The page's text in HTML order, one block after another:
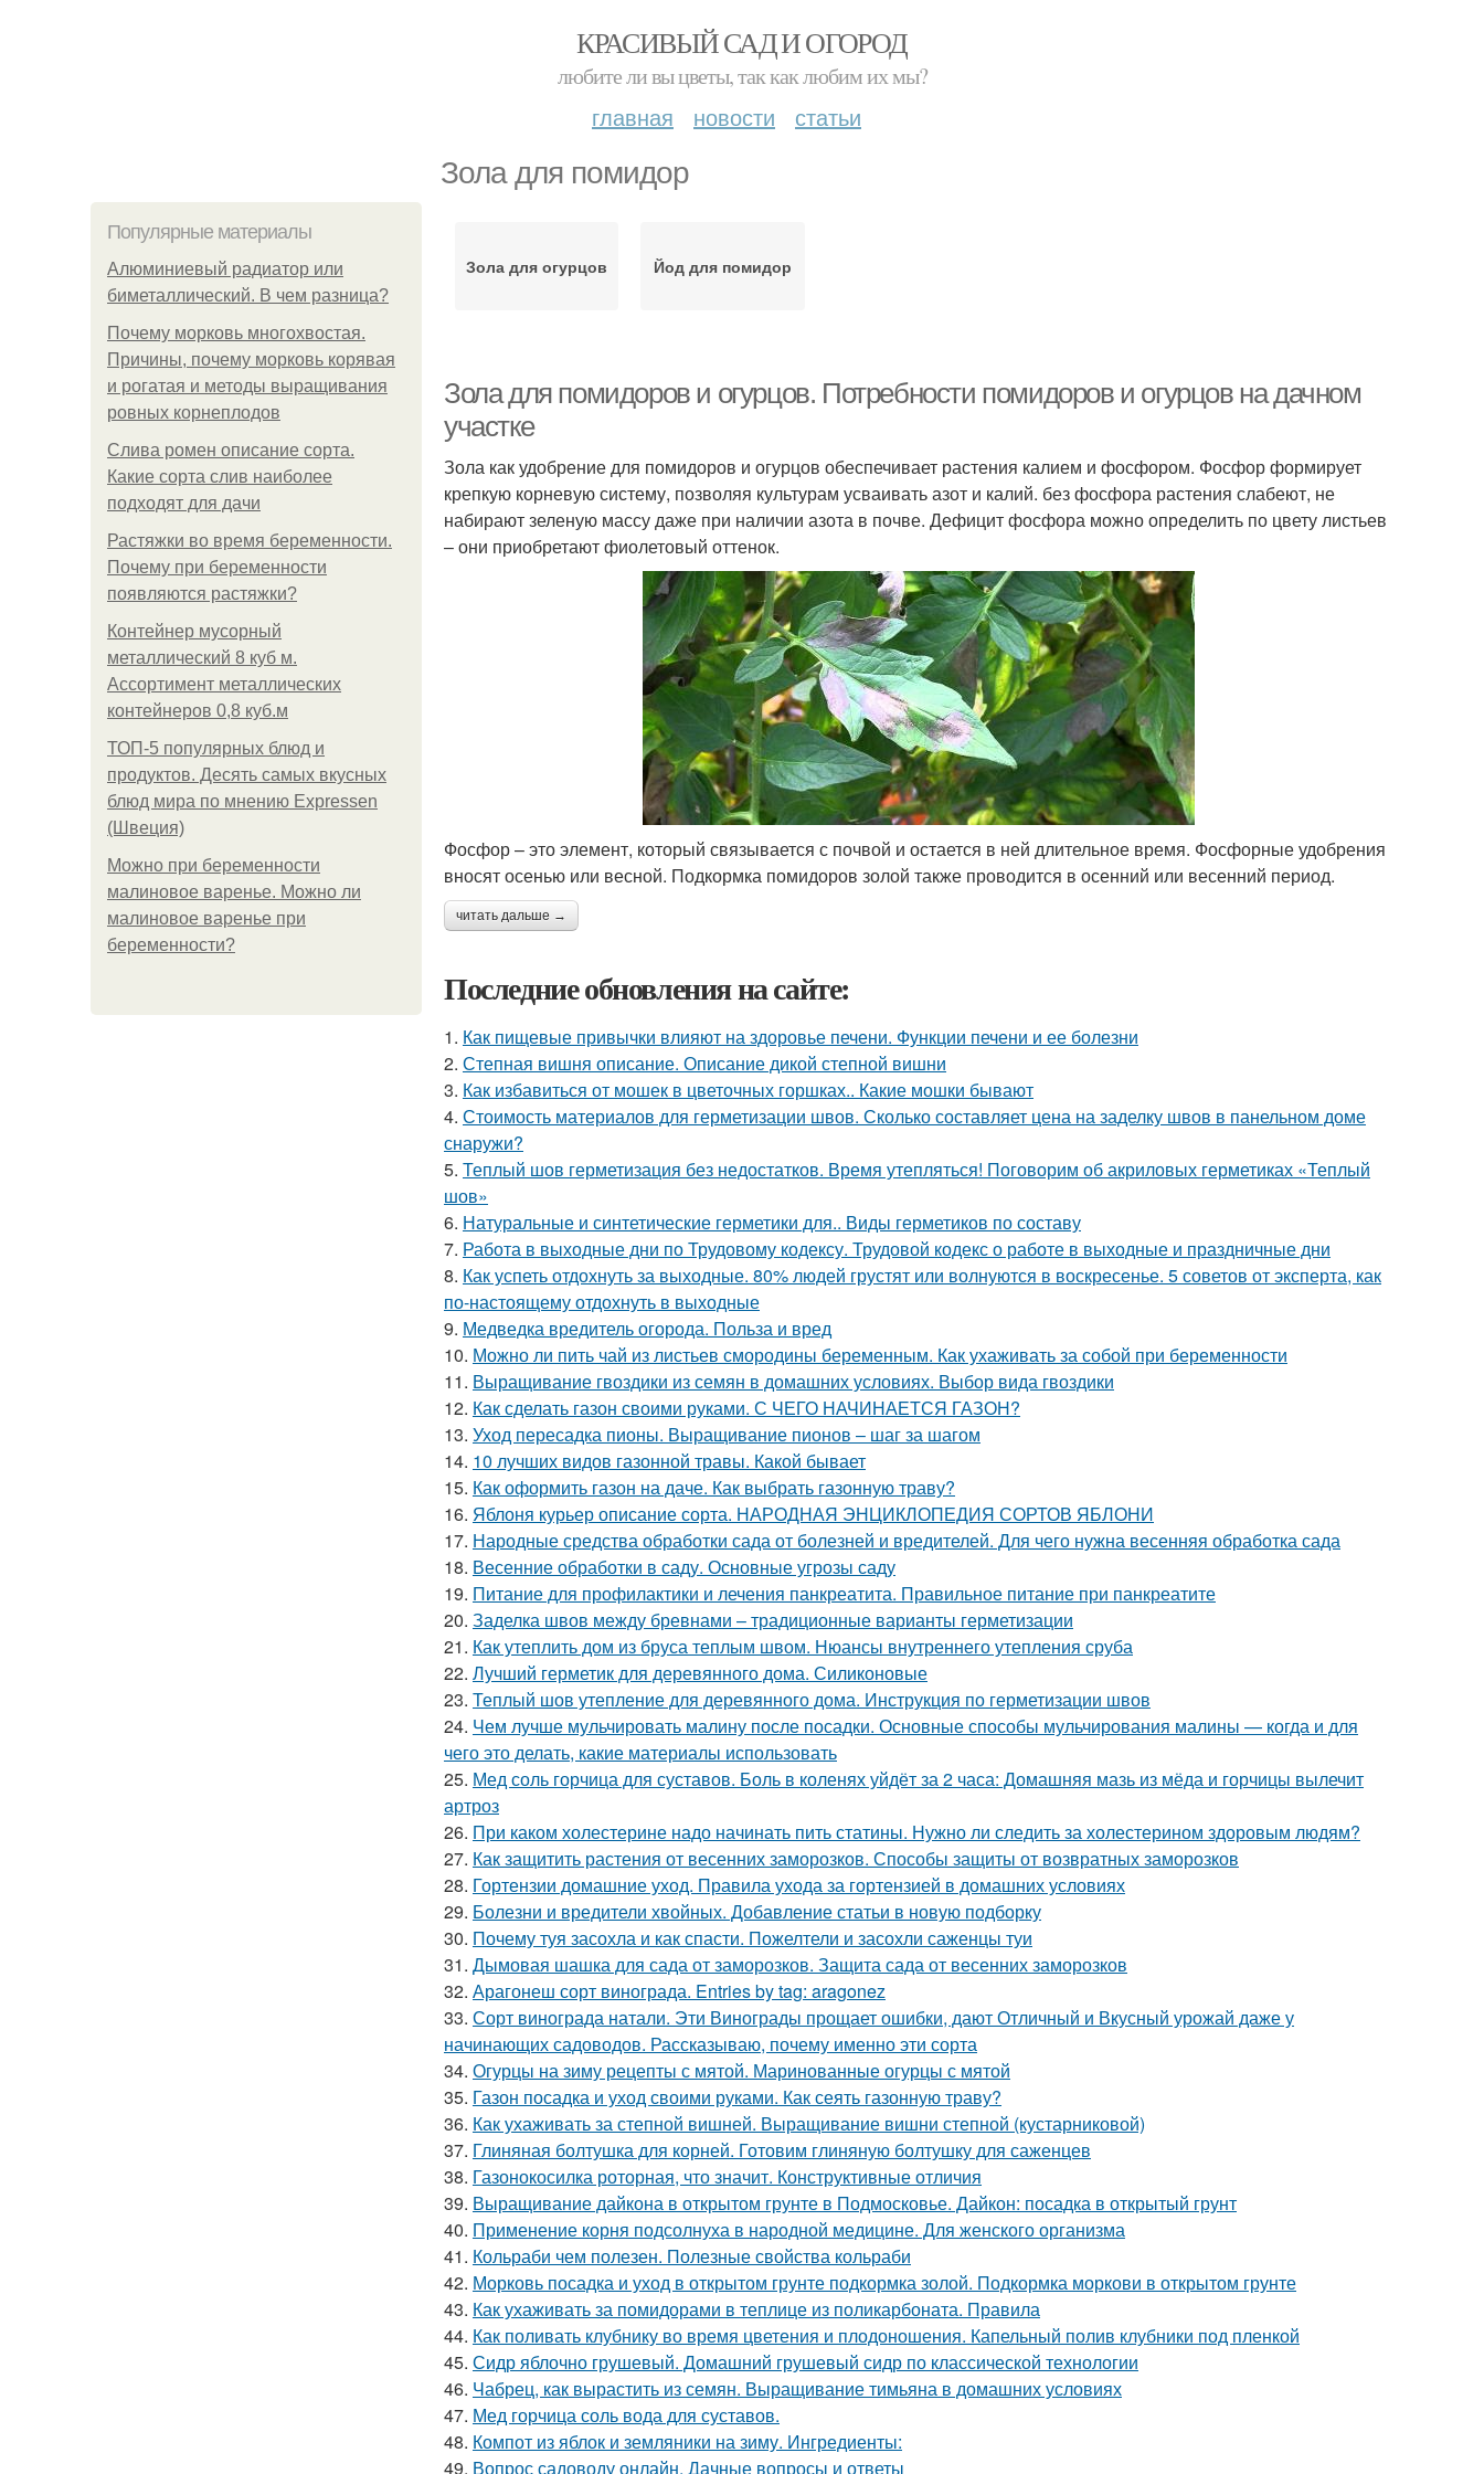
КРАСИВЫЙ САД И ОГОРОД
любите ли вы цветы, так как любим их мы?
главная новости статьи
Зола для помидор
Популярные материалы
Алюминиевый радиатор или
биметаллический. В чем разница?
Почему морковь многохвостая.
Причины, почему морковь корявая
и рогатая и методы выращивания
ровных корнеплодов
Слива ромен описание сорта.
Какие сорта слив наиболее
подходят для дачи
Растяжки во время беременности.
Почему при беременности
появляются растяжки?
Контейнер мусорный
металлический 8 куб м.
Ассортимент металлических
контейнеров 0,8 куб.м
ТОП-5 популярных блюд и
продуктов. Десять самых вкусных
блюд мира по мнению Expressen
(Швеция)
Можно при беременности
малиновое варенье. Можно ли
малиновое варенье при
беременности?
Зола для огурцов Йод для помидор
Зола для помидоров и огурцов. Потребности помидоров и огурцов на дачном
участке
Зола как удобрение для помидоров и огурцов обеспечивает растения калием и фосфором. Фосфор формирует
крепкую корневую систему, позволяя культурам усваивать азот и калий. без фосфора растения слабеют, не
набирают зеленую массу даже при наличии азота в почве. Дефицит фосфора можно определить по цвету листьев
– они приобретают фиолетовый оттенок.
Фосфор – это элемент, который связывается с почвой и остается в ней длительное время. Фосфорные удобрения
вносят осенью или весной. Подкормка помидоров золой также проводится в осенний или весенний период.
читать дальше →
Последние обновления на сайте:
1. Как пищевые привычки влияют на здоровье печени. Функции печени и ее болезни
2. Степная вишня описание. Описание дикой степной вишни
3. Как избавиться от мошек в цветочных горшках.. Какие мошки бывают
4. Стоимость материалов для герметизации швов. Сколько составляет цена на заделку швов в панельном доме
снаружи?
5. Теплый шов герметизация без недостатков. Время утепляться! Поговорим об акриловых герметиках «Теплый
шов»
6. Натуральные и синтетические герметики для.. Виды герметиков по составу
7. Работа в выходные дни по Трудовому кодексу. Трудовой кодекс о работе в выходные и праздничные дни
8. Как успеть отдохнуть за выходные. 80% людей грустят или волнуются в воскресенье. 5 советов от эксперта, как
по-настоящему отдохнуть в выходные
9. Медведка вредитель огорода. Польза и вред
10. Можно ли пить чай из листьев смородины беременным. Как ухаживать за собой при беременности
11. Выращивание гвоздики из семян в домашних условиях. Выбор вида гвоздики
12. Как сделать газон своими руками. С ЧЕГО НАЧИНАЕТСЯ ГАЗОН?
13. Уход пересадка пионы. Выращивание пионов – шаг за шагом
14. 10 лучших видов газонной травы. Какой бывает
15. Как оформить газон на даче. Как выбрать газонную траву?
16. Яблоня курьер описание сорта. НАРОДНАЯ ЭНЦИКЛОПЕДИЯ СОРТОВ ЯБЛОНИ
17. Народные средства обработки сада от болезней и вредителей. Для чего нужна весенняя обработка сада
18. Весенние обработки в саду. Основные угрозы саду
19. Питание для профилактики и лечения панкреатита. Правильное питание при панкреатите
20. Заделка швов между бревнами – традиционные варианты герметизации
21. Как утеплить дом из бруса теплым швом. Нюансы внутреннего утепления сруба
22. Лучший герметик для деревянного дома. Силиконовые
23. Теплый шов утепление для деревянного дома. Инструкция по герметизации швов
24. Чем лучше мульчировать малину после посадки. Основные способы мульчирования малины — когда и для
чего это делать, какие материалы использовать
25. Мед соль горчица для суставов. Боль в коленях уйдёт за 2 часа: Домашняя мазь из мёда и горчицы вылечит
артроз
26. При каком холестерине надо начинать пить статины. Нужно ли следить за холестерином здоровым людям?
27. Как защитить растения от весенних заморозков. Способы защиты от возвратных заморозков
28. Гортензии домашние уход. Правила ухода за гортензией в домашних условиях
29. Болезни и вредители хвойных. Добавление статьи в новую подборку
30. Почему туя засохла и как спасти. Пожелтели и засохли саженцы туи
31. Дымовая шашка для сада от заморозков. Защита сада от весенних заморозков
32. Арагонеш сорт винограда. Entries by tag: aragonez
33. Сорт винограда натали. Эти Винограды прощает ошибки, дают Отличный и Вкусный урожай даже у
начинающих садоводов. Рассказываю, почему именно эти сорта
34. Огурцы на зиму рецепты с мятой. Маринованные огурцы с мятой
35. Газон посадка и уход своими руками. Как сеять газонную траву?
36. Как ухаживать за степной вишней. Выращивание вишни степной (кустарниковой)
37. Глиняная болтушка для корней. Готовим глиняную болтушку для саженцев
38. Газонокосилка роторная, что значит. Конструктивные отличия
39. Выращивание дайкона в открытом грунте в Подмосковье. Дайкон: посадка в открытый грунт
40. Применение корня подсолнуха в народной медицине. Для женского организма
41. Кольраби чем полезен. Полезные свойства кольраби
42. Морковь посадка и уход в открытом грунте подкормка золой. Подкормка моркови в открытом грунте
43. Как ухаживать за помидорами в теплице из поликарбоната. Правила
44. Как поливать клубнику во время цветения и плодоношения. Капельный полив клубники под пленкой
45. Сидр яблочно грушевый. Домашний грушевый сидр по классической технологии
46. Чабрец, как вырастить из семян. Выращивание тимьяна в домашних условиях
47. Мед горчица соль вода для суставов.
48. Компот из яблок и земляники на зиму. Ингредиенты:
49. Вопрос садоводу онлайн. Дачные вопросы и ответы